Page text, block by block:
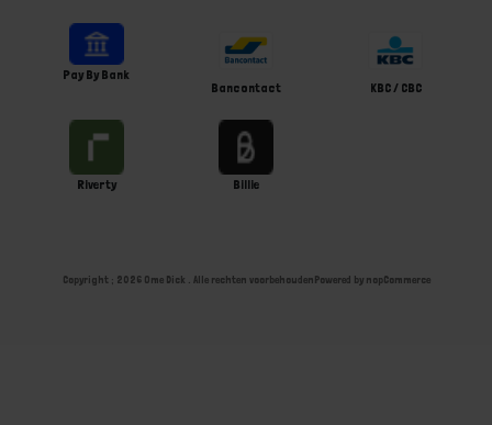
Pay By Bank
Bancontact
KBC / CBC
Riverty Billie
Copyright ; 2026 Ome Dick . Alle rechten voorbehoudenPowered by nopCommerce